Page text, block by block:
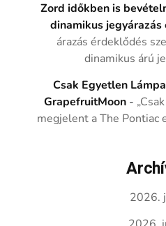
Zord időkben is
dinamikus jegyárazás
árazás érdeklődés
dinamikus árú
Csak Egyetlen
GrapefruitMoon -
megjelent a The Pontiac
2026.